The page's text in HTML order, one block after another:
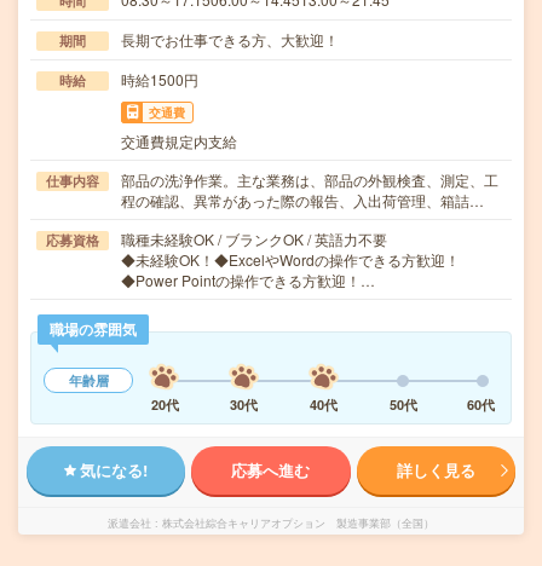
期間 長期でお仕事できる方、大歓迎！
時給 時給1500円
交通費
交通費規定内支給
仕事内容
部品の洗浄作業。主な業務は、部品の外観検査、測定、工
程の確認、異常があった際の報告、入出荷管理、箱詰…
応募資格
職種未経験OK / ブランクOK / 英語力不要
◆未経験OK！◆ExcelやWordの操作できる方歓迎！
◆Power Pointの操作できる方歓迎！…
職場の雰囲気
年齢層
20代
30代 40代 50代 60代
気になる! 応募へ進む 詳しく見る
派遣会社 株式会社綜合キャリアオプション 製造事業部（全国）